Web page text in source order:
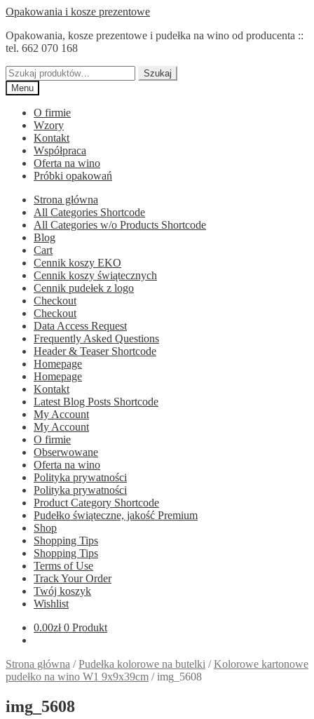
Przejdź
nawigacji
Przejdź
treści
Opakowania i kosze prezentowe
Opakowania, kosze prezentowe i pudełka na wino od producenta ::
tel. 662 070 168
Szukaj:
Szukaj
Menu
O firmie
Wzory
Kontakt
Współpraca
Oferta na wino
Próbki opakowań
Strona główna
All Categories Shortcode
All Categories w/o Products Shortcode
Blog
Cart
Cennik koszy EKO
Cennik koszy świątecznych
Cennik pudełek z logo
Checkout
Checkout
Data Access Request
Frequently Asked Questions
Header & Teaser Shortcode
Homepage
Homepage
Kontakt
Latest Blog Posts Shortcode
My Account
My Account
O firmie
Obserwowane
Oferta na wino
Polityka prywatności
Polityka prywatności
Product Category Shortcode
Pudełko świąteczne, jakość Premium
Shop
Shopping Tips
Shopping Tips
Terms of Use
Track Your Order
Twój koszyk
Wishlist
0.00zł 0 Produkt
Strona główna /Pudełka kolorowe na butelki /Kolorowe kartonowe
pudełko na wino W1 9x9x39cm /img_5608
img_5608